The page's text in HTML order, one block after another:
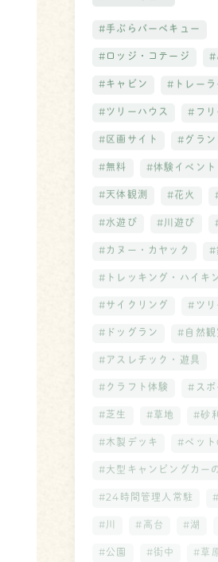
#手ぶらバーベキュー
#ロッジ・コテージ #
#キャビン #トレーラ
#ツリーハウス #フリ
#区画サイト #グラン
#無料 #体験イベント
#天体観測 #花火
#水遊び #川遊び
#カヌー・カヤック #
#トレッキング・ハイキ
#サイクリング #ツリ
#ドッグラン #自然観
#アスレチック・遊具
#クラフト体験 #スポ
#芝生 #草地 #砂
#木製デッキ #ペット
#大型キャンピングカー
#24時間管理人常駐
#川 #高台 #湖
#公園 #街中 #草